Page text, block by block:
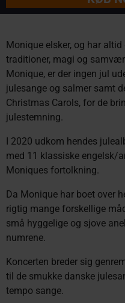
Monique elsker, og har
traditioner, magi og
Monique, er der ingen jul
julesange og salmer samt
Christmas Carols, for de
julestemning.
I 2020 udkom hendes
med 11 klassiske engelsk/
Moniques fortolkning.
Da Monique har boet over
rigtig mange forskellige
små hyggelige og sjove
numrene.
Koncerten breder sig
til de smukke danske
tempo sange.